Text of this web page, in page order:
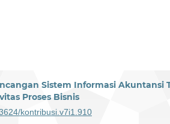
Sistem Informasi Akuntansi
Proses Bisnis
kontribusi.v7i1.910